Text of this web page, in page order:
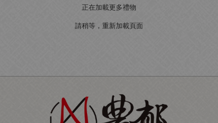
正在加載更多禮物
請稍等，重新加載頁面